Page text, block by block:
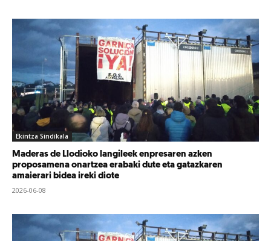
Ekintza Sindikala
Maderas de Llodioko langileek enpresaren azken
proposamena onartzea erabaki dute eta gatazkaren
amaierari bidea ireki diote
2026-06-08